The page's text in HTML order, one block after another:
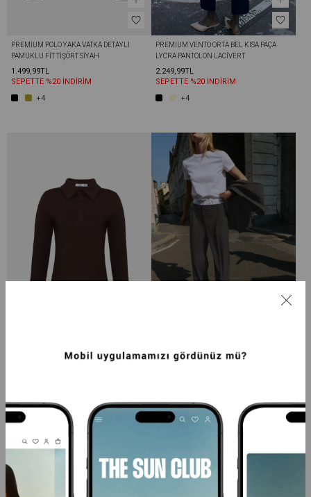
PREMIUM POLO YAKA VATKA DETAYLI
PAMUKLU FIT TIŞÖRT SIYAH
1.499,99TL
SEPETTE %20 İNDİRİM
+4
PREMIUM VENTO ORTA BEL KISA PAÇA
LYCRA PANTOLON LACIVERT
2.249,99TL
SEPETTE %20 İNDİRİM
+4
PREMIUM POLO YAKA VATKA DETAYLI
PREMIUM VENTO ORTA BEL WIDE LEG